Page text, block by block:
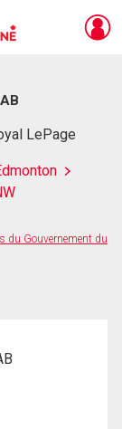
LePage
du Gouvernement du